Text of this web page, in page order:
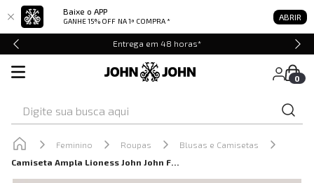
Baixe o APP
GANHE 15% OFF NA 1ª COMPRA * ABRIR
Entrega em 48 horas*
0
Feminino Roupas
Blusas e Camisetas
Camiseta Ampla Lioness John John Feminina